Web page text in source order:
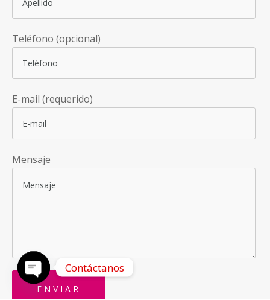
Teléfono (opcional)
E-mail (requerido)
Mensaje
Contáctanos
OPEN